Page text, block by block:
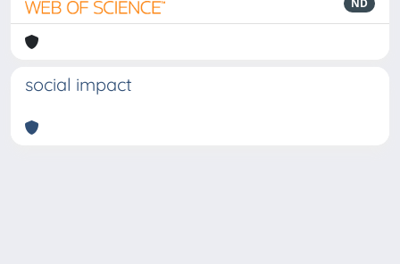
ND
social impact